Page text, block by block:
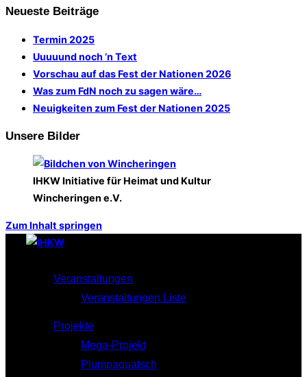
Neueste Beiträge
Termin 2025
Uuuuund noch ’n Text
Vorschau auf das Fest der Nationen 2026
Was zum FdN noch zu sagen wäre…
Neuigkeiten zum Fest der Nationen 2025
Unsere Bilder
IHKW Initiative für Heimat und Kultur
Wincheringen e.V.
Zum Inhalt springen
Veranstaltungen
Veranstaltungen Liste
Projekte
Mega-Projekt
Plumpaquatsch